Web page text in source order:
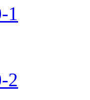
1
2